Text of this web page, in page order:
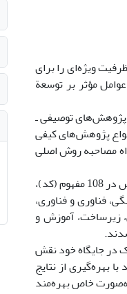
ویژه‌ای را برای
مؤثر بر توسعة
توصیفی ـ
پژوهش‌های کیفی
مصاحبه روش اصلی
بر اساس نتایج عوامل مؤثر بر توسعة گردشگری خلاق مبتنی بر میراث فرهنگی ناملموس در 108 مفهوم (کد)،
فناوری و فناوری،
زیرساخت، آموزش و
در جایگاه خود نقش
بهره‌گیری از نتایج
خاص بهره‌مند